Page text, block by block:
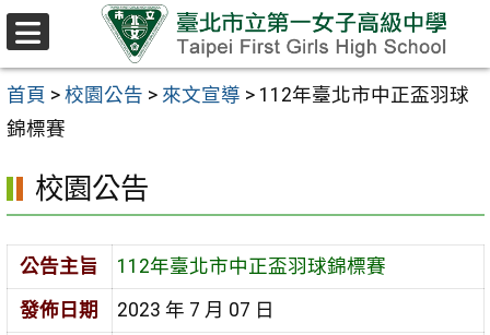
跳至主要內容區
首頁 > 校園公告 > 來文宣導 > 112年臺北市中正盃羽球
錦標賽
校園公告
公告主旨
112年臺北市中正盃羽球錦標賽
發佈日期
2023 年 7 月 07 日
選
單